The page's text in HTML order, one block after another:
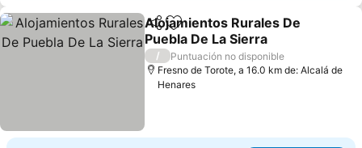
CompartirAgregar a favoritos
Alojamientos Rurales De
Puebla De La Sierra
/
Puntuación no disponible
Fresno de Torote, a 16.0 km de: Alcalá de
Henares